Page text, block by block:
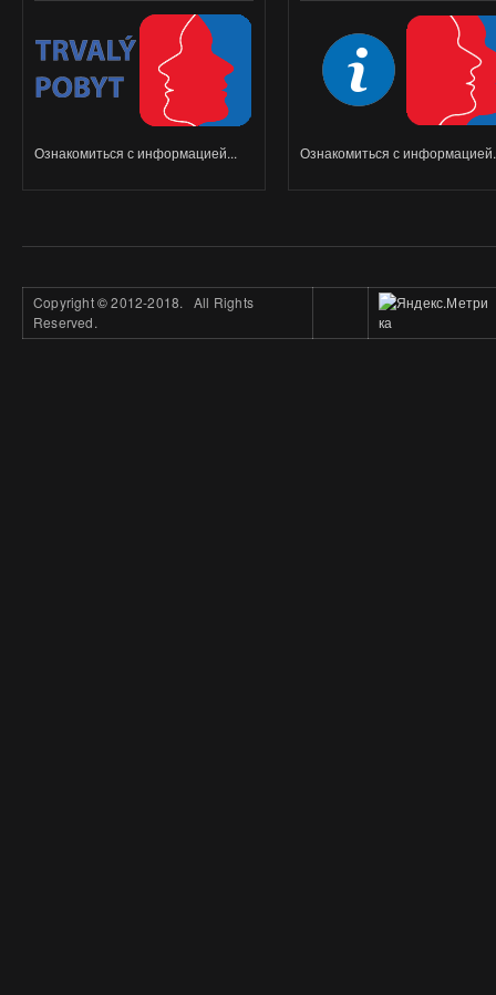
Ознакомиться с информацией... Ознакомиться с
Copyright©2012-2018. All Rights
Reserved.